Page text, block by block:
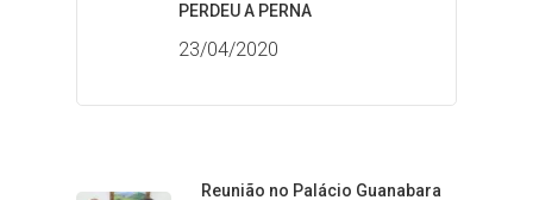
PERDEU A PERNA
23/04/2020
Reunião no Palácio Guanabara